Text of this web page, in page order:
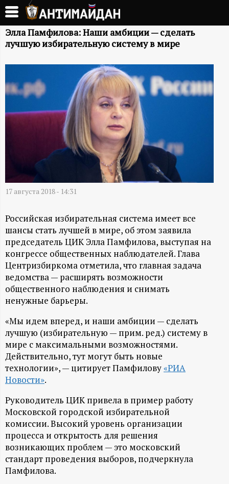
Перейти
основному
содержанию
А
Т
М
Й
А
Н
-
и
н
ф
о
р
м
а
ц
Элла Памфилова: Наши амбиции — сделать
лучшую избирательную систему в мире
17 августа 2018 - 14:31
Российская избирательная система имеет все
шансы стать лучшей в мире, об этом заявила
председатель ЦИК Элла Памфилова, выступая на
конгрессе общественных наблюдателей. Глава
Центризбиркома отметила, что главная задача
ведомства — расширять возможности
общественного наблюдения и снимать
ненужные барьеры.
«Мы идем вперед, и наши амбиции — сделать
лучшую (избирательную — прим. ред.) систему в
мире с максимальными возможностями.
Действительно, тут могут быть новые
технологии», — цитирует Памфилову«РИА
Новости».
Руководитель ЦИК привела в пример работу
Московской городской избирательной
комиссии. Высокий уровень организации
процесса и открытость для решения
возникающих проблем — это московский
стандарт проведения выборов, подчеркнула
Памфилова.